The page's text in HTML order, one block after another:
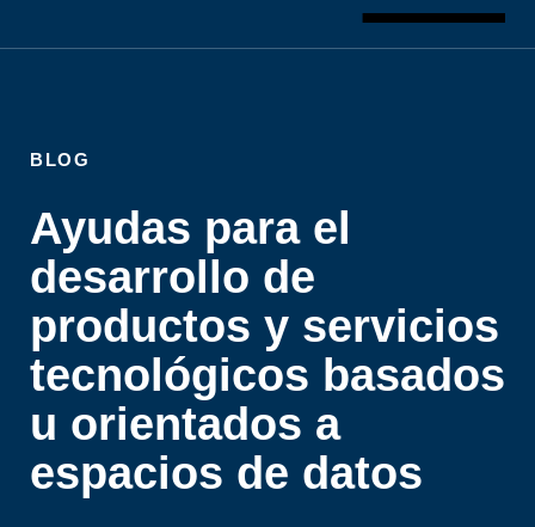
BLOG
Ayudas para el
desarrollo de
productos y servicios
tecnológicos basados
u orientados a
espacios de datos